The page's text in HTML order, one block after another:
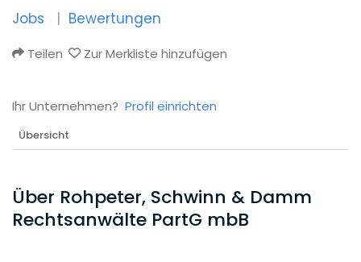
Jobs Bewertungen
Teilen Zur Merkliste hinzufügen
Ihr Unternehmen? Profil einrichten
Übersicht
Über Rohpeter, Schwinn & Damm
Rechtsanwälte PartG mbB